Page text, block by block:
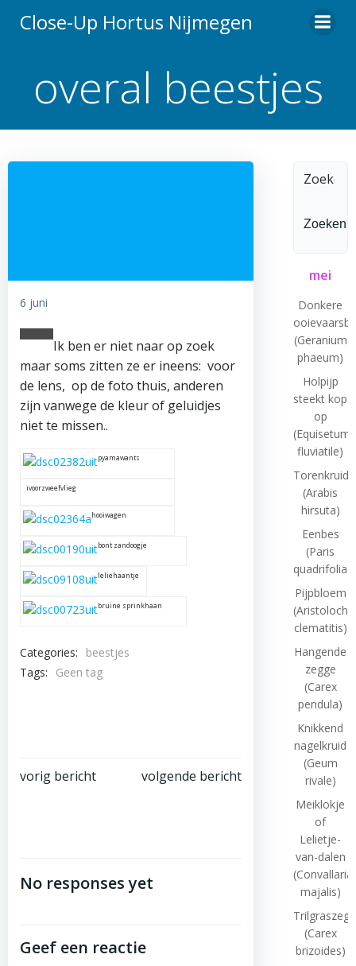
naar
Close-Up Hortus Nijmegen
overal beestjes
6 juni
Ik ben er niet naar op zoek
maar soms zitten ze er ineens: voor
de lens, op de foto thuis, anderen
zijn vanwege de kleur of geluidjes
niet te missen..
pyamawants
ivoorzweefvlieg
hooiwagen
bont zandoogje
leliehaantje
bruine sprinkhaan
Categories:
beestjes
Tags:
Geen tag
Bericht
vorig bericht
Bericht
volgende bericht
No responses yet
Geef een reactie
Zoeken
mei
Donkere
(Geranium
phaeum)
Holpijp
steekt kop
op
(Equisetum
fluviatile)
Torenkruid
(Arabis
hirsuta)
Eenbes
(Paris
quadrifolia)
Pijpbloem
(Aristolochia
clematitis)
Hangende
zegge
(Carex
pendula)
Knikkend
nagelkruid
(Geum
rivale)
Meiklokje
of
Lelietje-
van-dalen
(Convallaria
majalis)
(Carex
brizoides)